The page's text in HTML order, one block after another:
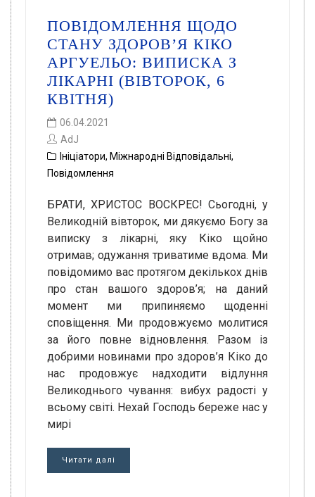
ПОВІДОМЛЕННЯ ЩОДО
СТАНУ ЗДОРОВ’Я КІКО
АРГУЕЛЬО: ВИПИСКА З
ЛІКАРНІ (ВІВТОРОК, 6
КВІТНЯ)
06.04.2021
AdJ
Ініціатори, Міжнародні Відповідальні,
Повідомлення
БРАТИ, ХРИСТОС ВОСКРЕС! Сьогодні, у
Великодній вівторок, ми дякуємо Богу за
виписку з лікарні, яку Кіко щойно
отримав; одужання триватиме вдома. Ми
повідомимо вас протягом декількох днів
про стан вашого здоров’я; на даний
момент ми припиняємо щоденні
сповіщення. Ми продовжуємо молитися
за його повне відновлення. Разом із
добрими новинами про здоров’я Кіко до
нас продовжує надходити відлуння
Великоднього чування: вибух радості у
всьому світі. Нехай Господь береже нас у
мирі
Читати далі